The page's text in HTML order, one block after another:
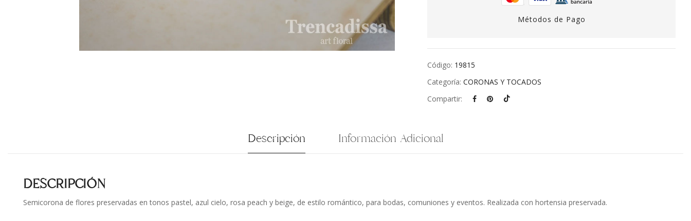
Métodos de Pago
Código: 19815
Categoría:CORONAS Y TOCADOS
Compartir:
Descripción Información Adicional
DESCRIPCIÓN
Semicorona de flores preservadas en tonos pastel, azul cielo, rosa peach y beige, de estilo romántico, para bodas, comuniones y eventos. Realizada con hortensia preservada.